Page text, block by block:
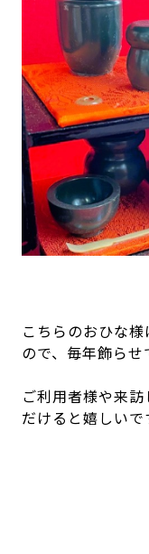
こちらのおひな
ので、毎年飾らせ
ご利用者様や来
だけると嬉しいで